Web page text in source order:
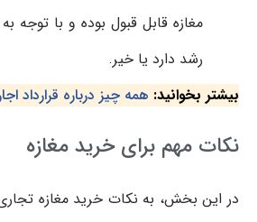
مغازه قابل قبول بوده و با توجه
رشد دارد یا خیر.
بیشتر بخوانید: همه چیز درباره قرارداد
نکات مهم برای خرید مغازه
در این بخش، به نکات خرید مغازه